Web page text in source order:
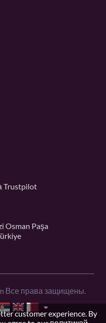
Trustpilot
Osman Paşa
Все права защищены.
customer experience. By